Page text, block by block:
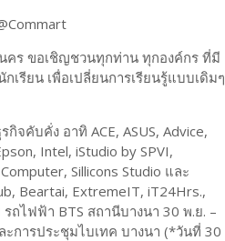
คร ขอเชิญชวนทุกท่าน ทุกองค์กร ที่มี
เรียน เพื่อเปลี่ยนการเรียนรู้แบบเดิมๆ
คับคั่ง อาทิ ACE, ASUS, Advice,
Intel, iStudio by SPVI,
Sillicons Studio และ
Beartai, ExtremeIT, iT24Hrs.,
ถไฟฟ้า BTS สถานีบางนา 30 พ.ย. –
การประชุมไบเทค บางนา (*วันที่ 30